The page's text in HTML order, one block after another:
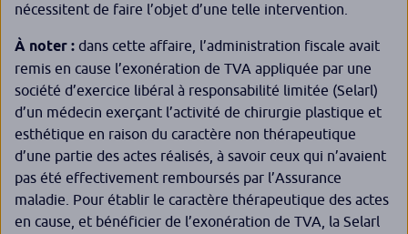
nécessitent de faire l’objet d’une telle intervention.
À noter : dans cette affaire, l’administration fiscale avait
remis en cause l’exonération de TVA appliquée par une
société d’exercice libéral à responsabilité limitée (Selarl)
d’un médecin exerçant l’activité de chirurgie plastique et
esthétique en raison du caractère non thérapeutique
d’une partie des actes réalisés, à savoir ceux qui n’avaient
pas été effectivement remboursés par l’Assurance
maladie. Pour établir le caractère thérapeutique des actes
en cause, et bénéficier de l’exonération de TVA, la Selarl